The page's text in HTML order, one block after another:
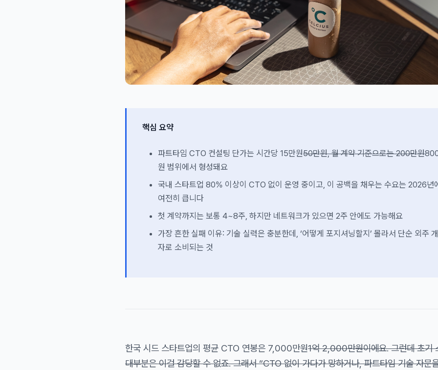
핵심 요약
파트타임 CTO 컨설팅 단가는 시간당 15만원50만원, 월 계약 기준으로는 200만원
원 범위에서 형성돼요
국내 스타트업 80% 이상이 CTO 없이 운영 중이고, 이 공백을 채우는 수요는 2026년
여전히 큽니다
첫 계약까지는 보통 4~8주, 하지만 네트워크가 있으면 2주 안에도 가능해요
가장 흔한 실패 이유: 기술 실력은 충분한데, ‘어떻게 포지셔닝할지’ 몰라서 단순 외주
자로 소비되는 것
한국 시드 스타트업의 평균 CTO 연봉은 7,000만원1억 2,000만원이에요. 그런데 초기
대부분은 이걸 감당할 수 없죠. 그래서 “CTO 없이 가다가 망하거나, 파트타임 기술 자문